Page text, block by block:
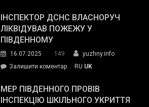
провів
нараду
силових
та
органів:
«Наш
ІНСПЕКТОР ДСНС ВЛАСНОРУЧ
ЛІКВІДУВАВ ПОЖЕЖУ У
ПІВДЕННОМУ
16.07.2025 149
yuzhny.info
Залишити коментарon
ДСНС
власноруч
RU UK
МЕР ПІВДЕННОГО ПРОВІВ
ІНСПЕКЦІЮ ШКІЛЬНОГО УКРИТТЯ